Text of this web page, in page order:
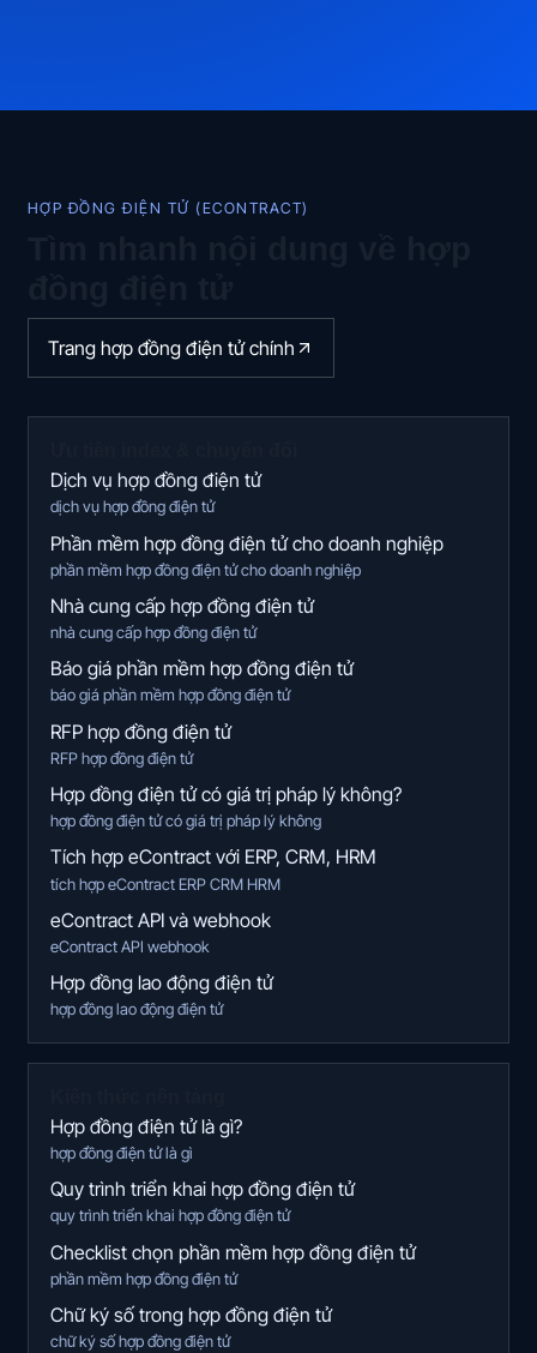
HỢP ĐỒNG ĐIỆN TỬ (ECONTRACT)
Trang hợp đồng điện tử chính
Dịch vụ hợp đồng điện tử
dịch vụ hợp đồng điện tử
Phần mềm hợp đồng điện tử cho doanh nghiệp
phần mềm hợp đồng điện tử cho doanh nghiệp
Nhà cung cấp hợp đồng điện tử
nhà cung cấp hợp đồng điện tử
Báo giá phần mềm hợp đồng điện tử
báo giá phần mềm hợp đồng điện tử
RFP hợp đồng điện tử
RFP hợp đồng điện tử
Hợp đồng điện tử có giá trị pháp lý không?
hợp đồng điện tử có giá trị pháp lý không
Tích hợp eContract với ERP, CRM, HRM
tích hợp eContract ERP CRM HRM
eContract API và webhook
eContract API webhook
Hợp đồng lao động điện tử
hợp đồng lao động điện tử
Hợp đồng điện tử là gì?
hợp đồng điện tử là gì
Quy trình triển khai hợp đồng điện tử
quy trình triển khai hợp đồng điện tử
Checklist chọn phần mềm hợp đồng điện tử
phần mềm hợp đồng điện tử
Chữ ký số trong hợp đồng điện tử
chữ ký số hợp đồng điện tử